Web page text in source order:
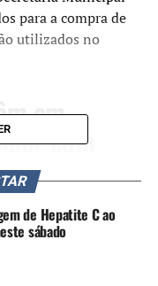
para a compra de
utilizados no
em
com
precisa
Airton
de Hepatite C ao
sábado